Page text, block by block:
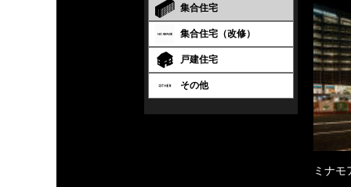
集合住宅
集合住宅（改修）
戸建住宅
その他
ミナ